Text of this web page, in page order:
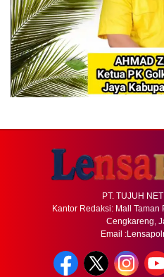
PT. TUJUH
Kantor Redaksi: Mall
Cengkareng,
Email